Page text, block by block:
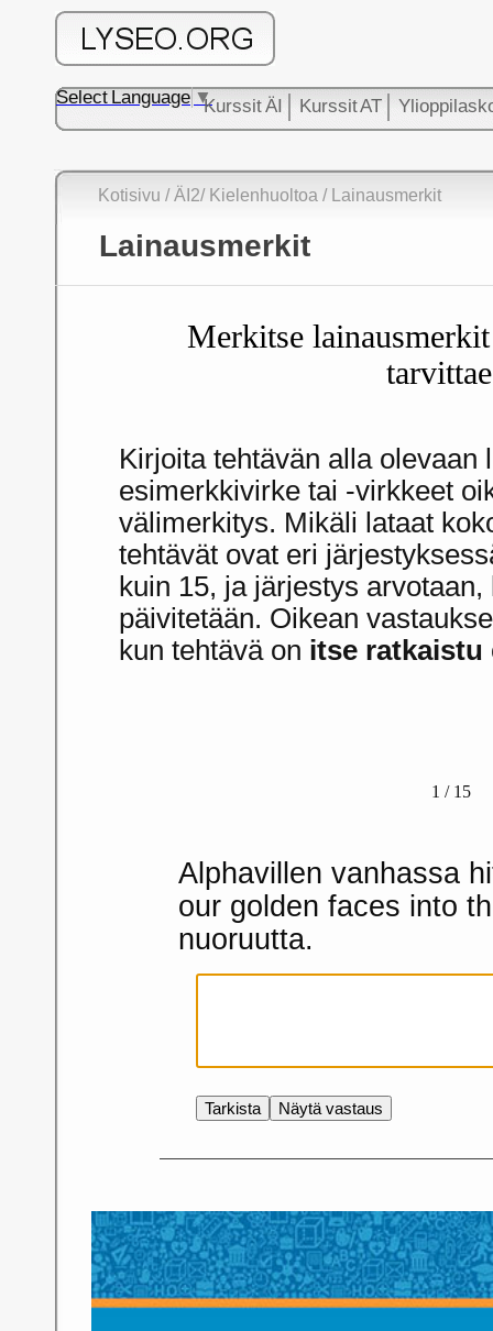
Kurssit ÄI Kurssit AT
Select Language ▼
Kotisivu /ÄI2/ Kielenhuoltoa / Lainausmerkit
Lainausmerkit
Merkitse
Kirjoita tehtävän alla olevaan
esimerkkivirke tai -virkkeet
välimerkitys. Mikäli lataat
tehtävät ovat eri
kuin 15, ja järjestys
päivitetään. Oikean
kun tehtävä on itse ratkaistu
1 / 15
Alphavillen vanhassa
our golden faces into
nuoruutta.
Tarkista Näytä vastaus